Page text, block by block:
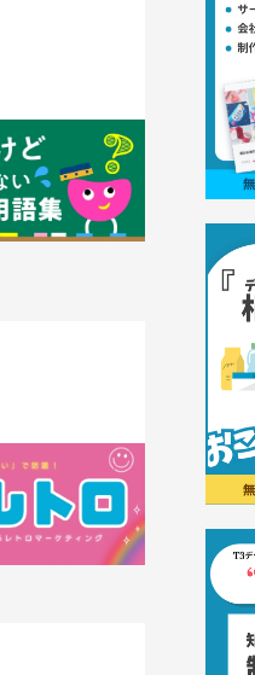
聞けないデザイン
ウハウ
さ」で話題の平成
注目するレトロマ
ウハウ